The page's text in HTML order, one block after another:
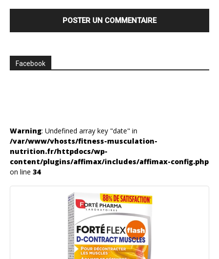
Facebook
Warning: Undefined array key "date" in
/var/www/vhosts/fitness-musculation-
nutrition.fr/httpdocs/wp-
content/plugins/affimax/includes/affimax-config.php
on line 34